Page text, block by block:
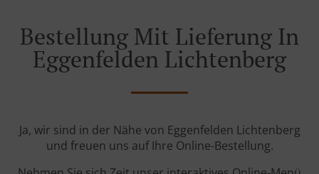
Bestellung Mit Lieferung In
Eggenfelden Lichtenberg
Ja, wir sind in der Nähe von Eggenfelden Lichtenberg
und freuen uns auf Ihre Online-Bestellung.